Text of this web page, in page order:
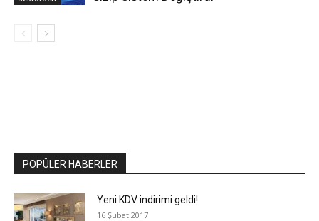
POPÜLER HABERLER
Yeni KDV indirimi geldi!
16 Şubat 2017